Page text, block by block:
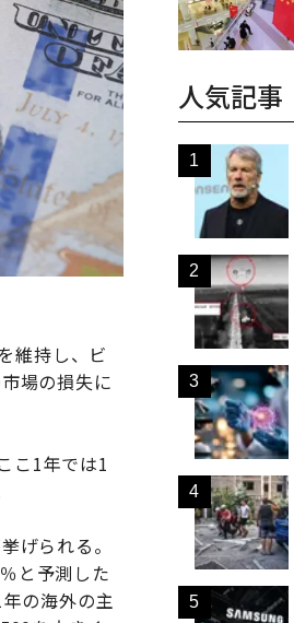
維持し、ビ
場の損失に
こ1年では1
げられる。
と予測した
の海外の主
人気記事